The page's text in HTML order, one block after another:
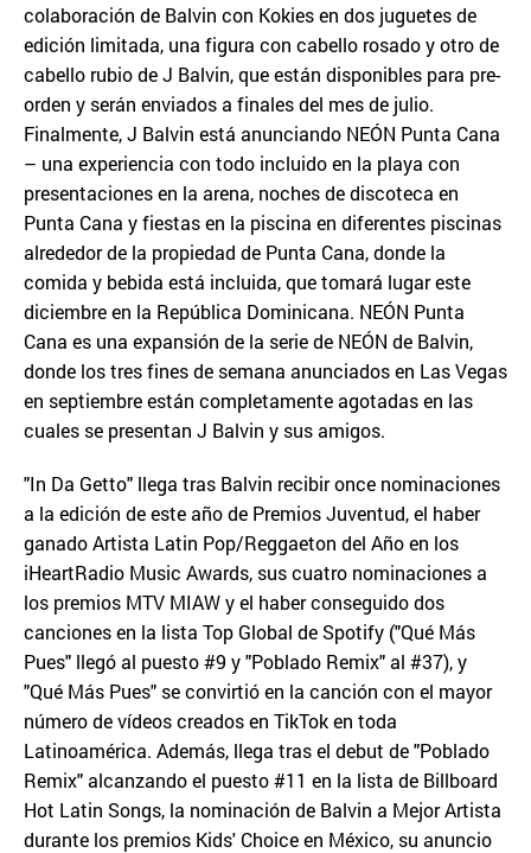
colaboración de Balvin con Kokies en dos juguetes de
edición limitada, una figura con cabello rosado y otro de
cabello rubio de J Balvin, que están disponibles para pre-
orden y serán enviados a finales del mes de julio.
Finalmente, J Balvin está anunciando NEÓN Punta Cana
– una experiencia con todo incluido en la playa con
presentaciones en la arena, noches de discoteca en
Punta Cana y fiestas en la piscina en diferentes piscinas
alrededor de la propiedad de Punta Cana, donde la
comida y bebida está incluida, que tomará lugar este
diciembre en la República Dominicana. NEÓN Punta
Cana es una expansión de la serie de NEÓN de Balvin,
donde los tres fines de semana anunciados en Las Vegas
en septiembre están completamente agotadas en las
cuales se presentan J Balvin y sus amigos.
"In Da Getto" llega tras Balvin recibir once nominaciones
a la edición de este año de Premios Juventud, el haber
ganado Artista Latin Pop/Reggaeton del Año en los
iHeartRadio Music Awards, sus cuatro nominaciones a
los premios MTV MIAW y el haber conseguido dos
canciones en la lista Top Global de Spotify ("Qué Más
Pues" llegó al puesto #9 y "Poblado Remix" al #37), y
"Qué Más Pues" se convirtió en la canción con el mayor
número de vídeos creados en TikTok en toda
Latinoamérica. Además, llega tras el debut de "Poblado
Remix" alcanzando el puesto #11 en la lista de Billboard
Hot Latin Songs, la nominación de Balvin a Mejor Artista
durante los premios Kids' Choice en México, su anuncio